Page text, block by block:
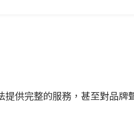
供完整的服務，甚至對品牌